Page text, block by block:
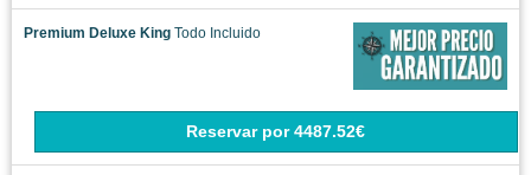
Premium Deluxe King Todo Incluido
Reservar por 4487.52€